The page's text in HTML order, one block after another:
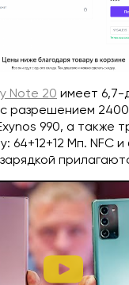
Note 20 имеет 6,7-
с разрешением
990, а также
64+12+12 Мп. NFC